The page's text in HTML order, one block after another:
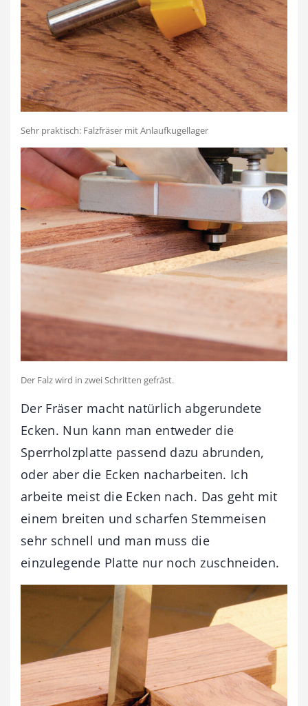
Sehr praktisch: Falzfräser mit Anlaufkugellager
Der Falz wird in zwei Schritten gefräst.
Der Fräser macht natürlich abgerundete
Ecken. Nun kann man entweder die
Sperrholzplatte passend dazu abrunden,
oder aber die Ecken nacharbeiten. Ich
arbeite meist die Ecken nach. Das geht mit
einem breiten und scharfen Stemmeisen
sehr schnell und man muss die
einzulegende Platte nur noch zuschneiden.